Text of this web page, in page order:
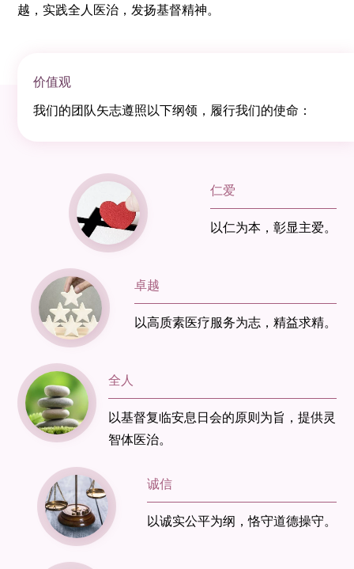
越，实践全人医治，发扬基督精神。
价值观
我们的团队矢志遵照以下纲领，履行我们的使命：
仁爱
以仁为本，彰显主爱。
卓越
以高质素医疗服务为志，精益求精。
全人
以基督复临安息日会的原则为旨，提供灵
智体医治。
诚信
以诚实公平为纲，恪守道德操守。